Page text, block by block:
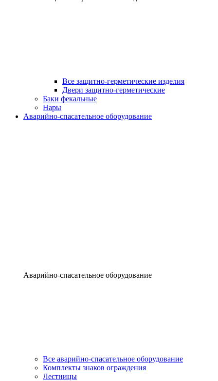
Все защитно-герметические изделия
Двери защитно-герметические
Баки фекальные
Нары
Аварийно-спасательное оборудование
Аварийно-спасательное оборудование
Все аварийно-спасательное оборудование
Комплекты знаков ограждения
Лестницы